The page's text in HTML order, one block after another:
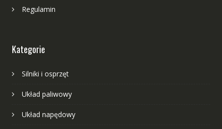
Regulamin
Kategorie
Silniki i osprzęt
Układ paliwowy
Układ napędowy